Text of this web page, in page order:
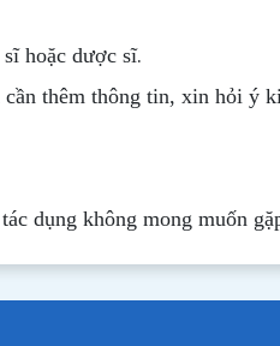
hoặc dược sĩ.
cần thêm thông tin, xin hỏi ý
dụng không mong muốn